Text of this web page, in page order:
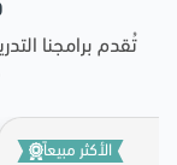
تُقدم برامجنا
الأكثر مبيعاً